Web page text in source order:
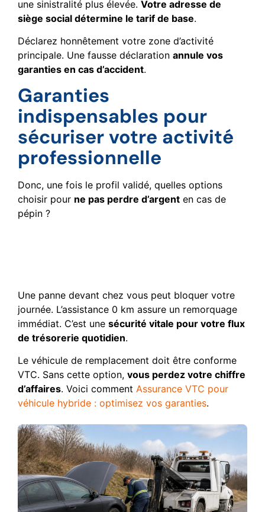
une sinistralité plus élevée. Votre adresse de
siège social détermine le tarif de base.
Déclarez honnêtement votre zone d’activité
principale. Une fausse déclaration annule vos
garanties en cas d’accident.
Garanties
indispensables pour
sécuriser votre activité
professionnelle
Donc, une fois le profil validé, quelles options
choisir pour ne pas perdre d’argent en cas de
pépin ?
Une panne devant chez vous peut bloquer votre
journée. L’assistance 0 km assure un remorquage
immédiat. C’est une sécurité vitale pour votre flux
de trésorerie quotidien.
Le véhicule de remplacement doit être conforme
VTC. Sans cette option, vous perdez votre chiffre
d’affaires. Voici comment Assurance VTC pour
véhicule hybride : optimisez vos garanties.